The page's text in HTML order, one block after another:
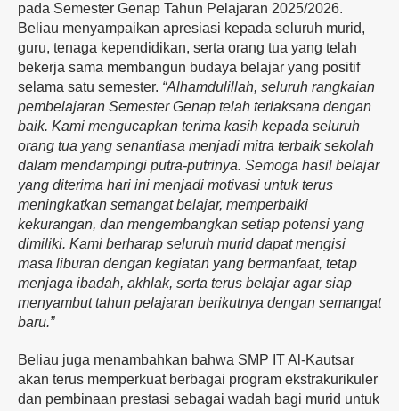
pada Semester Genap Tahun Pelajaran 2025/2026.
Beliau menyampaikan apresiasi kepada seluruh murid,
guru, tenaga kependidikan, serta orang tua yang telah
bekerja sama membangun budaya belajar yang positif
selama satu semester. “Alhamdulillah, seluruh rangkaian
pembelajaran Semester Genap telah terlaksana dengan
baik. Kami mengucapkan terima kasih kepada seluruh
orang tua yang senantiasa menjadi mitra terbaik sekolah
dalam mendampingi putra-putrinya. Semoga hasil belajar
yang diterima hari ini menjadi motivasi untuk terus
meningkatkan semangat belajar, memperbaiki
kekurangan, dan mengembangkan setiap potensi yang
dimiliki. Kami berharap seluruh murid dapat mengisi
masa liburan dengan kegiatan yang bermanfaat, tetap
menjaga ibadah, akhlak, serta terus belajar agar siap
menyambut tahun pelajaran berikutnya dengan semangat
baru.”
Beliau juga menambahkan bahwa SMP IT Al-Kautsar
akan terus memperkuat berbagai program ekstrakurikuler
dan pembinaan prestasi sebagai wadah bagi murid untuk